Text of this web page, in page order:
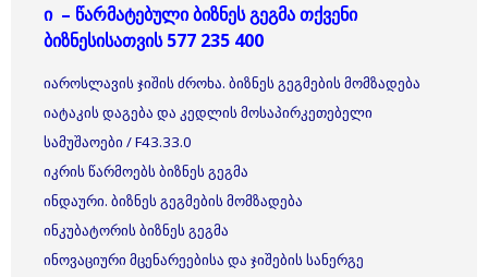
ი – წარმატებული ბიზნეს გეგმა თქვენი
ბიზნესისათვის 577 235 400
იაროსლავის ჯიშის ძროხა. ბიზნეს გეგმების მომზადება
იატაკის დაგება და კედლის მოსაპირკეთებელი
სამუშაოები / F43.33.0
იკრის წარმოებს ბიზნეს გეგმა
ინდაური. ბიზნეს გეგმების მომზადება
ინკუბატორის ბიზნეს გეგმა
ინოვაციური მცენარეებისა და ჯიშების სანერგე